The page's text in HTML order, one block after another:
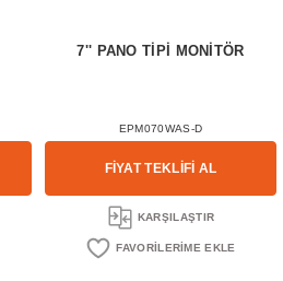
7'' PANO TİPİ MONİTÖR
EPM070WAS-D
FİYAT TEKLİFİ AL
KARŞILAŞTIR